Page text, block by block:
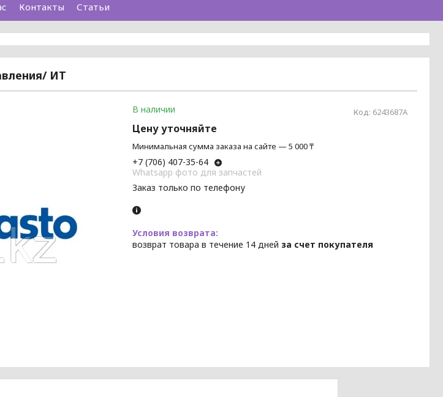
Контакты Статьи
ИТ
В наличии Код: 6243687A
Цену уточняйте
Минимальная сумма заказа на сайте — 5 000 ₸
+7 (706) 407-35-64
Whatsapp фото для запчастей
Заказ только по телефону
возврат товара в течение 14 дней за счет покупателя